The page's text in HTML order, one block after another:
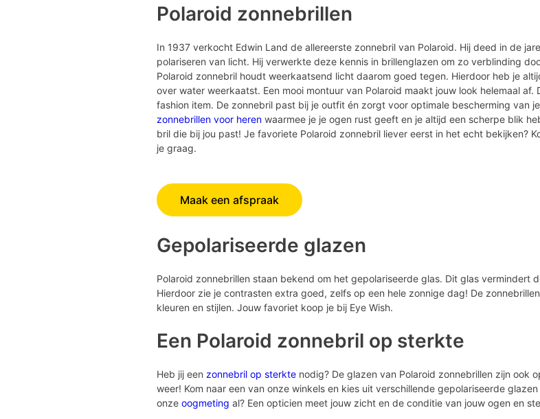
Polaroid zonnebrillen
In 1937 verkocht Edwin Land de allereerste zonnebril van Polaroid. Hij deed in de
polariseren van licht. Hij verwerkte deze kennis in brillenglazen om zo verblinding
Polaroid zonnebril houdt weerkaatsend licht daarom goed tegen. Hierdoor heb je
over water weerkaatst. Een mooi montuur van Polaroid maakt jouw look helemaal af.
fashion item. De zonnebril past bij je outfit én zorgt voor optimale bescherming van
zonnebrillen voor heren waarmee je je ogen rust geeft en je altijd een scherpe blik
bril die bij jou past! Je favoriete Polaroid zonnebril liever eerst in het echt bekijken?
je graag.
Maak een afspraak
Gepolariseerde glazen
Polaroid zonnebrillen staan bekend om het gepolariseerde glas. Dit glas vermindert
Hierdoor zie je contrasten extra goed, zelfs op een hele zonnige dag! De
kleuren en stijlen. Jouw favoriet koop je bij Eye Wish.
Een Polaroid zonnebril op sterkte
Heb jij een zonnebril op sterkte nodig? De glazen van Polaroid zonnebrillen zijn ook
weer! Kom naar een van onze winkels en kies uit verschillende gepolariseerde
onze oogmeting al? Een opticien meet jouw zicht en de conditie van jouw ogen en